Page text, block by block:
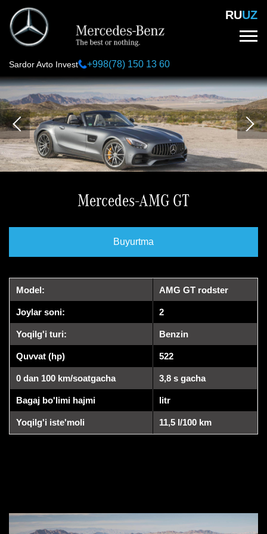
main
content
RUUZ
Sardor Avto Invest +998(78) 150 13 60
Mercedes-AMG GT
Buyurtma
Model: AMG GT rodster
Joylar soni: 2
Yoqilg'i turi: Benzin
Quvvat (hp) 522
0 dan 100 km/soatgacha 3,8 s gacha
Bagaj bo'limi hajmi litr
Yoqilg'i iste'moli 11,5 l/100 km